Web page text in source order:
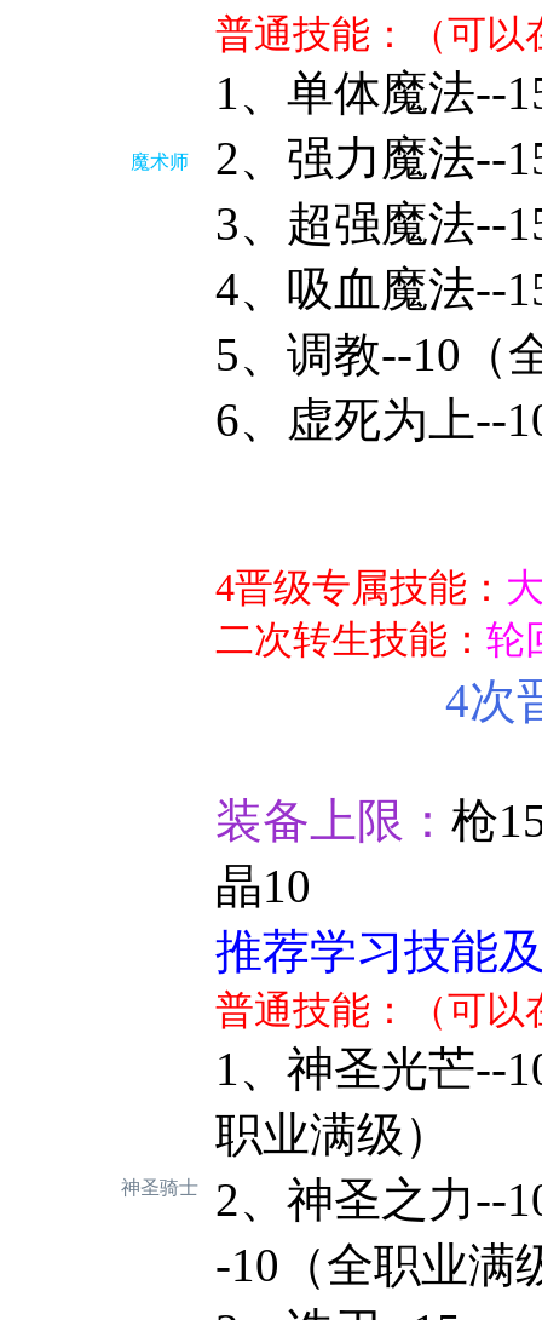
魔术师
普通技能：（可以
1、单体魔法--
2、强力魔法--
3、超强魔法--
4、吸血魔法--
5、调教--10 （
6、虚死为上--
4晋级专属技能：
二次转生技能： 轮
神圣骑士
4次
装备上限： 枪
晶10
推荐学习技能
普通技能：（可以
1、神圣光
职业满级）
2、神圣之
-10（全职业满